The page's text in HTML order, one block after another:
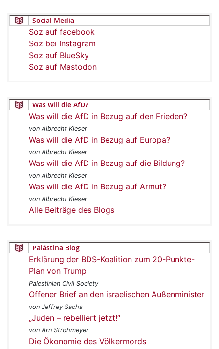
Social Media
Soz auf facebook
Soz bei Instagram
Soz auf BlueSky
Soz auf Mastodon
Was will die AfD?
Was will die AfD in Bezug auf den Frieden?
von Albrecht Kieser
Was will die AfD in Bezug auf Europa?
von Albrecht Kieser
Was will die AfD in Bezug auf die Bildung?
von Albrecht Kieser
Was will die AfD in Bezug auf Armut?
von Albrecht Kieser
Alle Beiträge des Blogs
Palästina Blog
Erklärung der BDS-Koalition zum 20-Punkte-
Plan von Trump
Palestinian Civil Society
Offener Brief an den israelischen Außenminister
von Jeffrey Sachs
„Juden – rebelliert jetzt!“
von Arn Strohmeyer
Die Ökonomie des Völkermords